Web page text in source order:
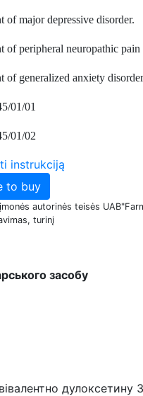
of major depressive disorder.
of peripheral neuropathic pain
of generalized anxiety
01/01
01/02
instrukciją
to buy
autorinės teisės
turinį
засобу
дулоксетину